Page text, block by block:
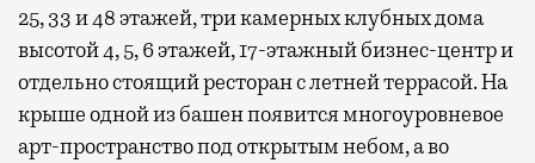
25, 33 и 48 этажей, три камерных клубных дома
высотой 4, 5, 6 этажей, 17-этажный бизнес-центр и
отдельно стоящий ресторан с летней террасой. На
крыше одной из башен появится многоуровневое
арт-пространство под открытым небом, а во